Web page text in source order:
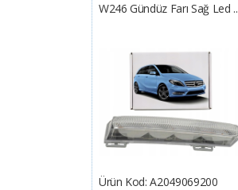
W246 Gündüz Farı Sağ Led ..
Ürün Kod:A2049069200